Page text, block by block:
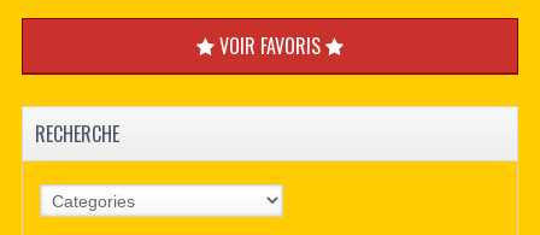
VOIR FAVORIS
RECHERCHE